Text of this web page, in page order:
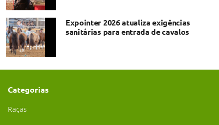
Expointer 2026 atualiza exigências
sanitárias para entrada de cavalos
Categorias
Raças